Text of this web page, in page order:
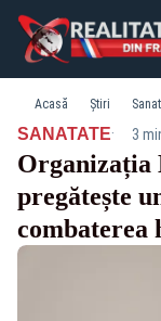
Acasă Știri
SANATATE· 3
Organizația
pregătește
combaterea